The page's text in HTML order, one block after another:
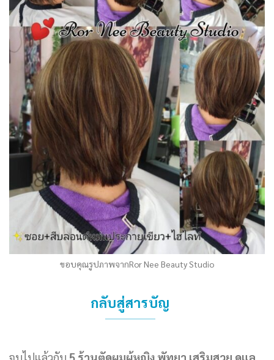
ขอบคุณรูปภาพจากRor Nee Beauty Studio
กลับสู่สารบัญ
จบไปแล้วกับ 5 ร้านตัดผมผู้หญิง พัทยา เสริมสวย ดูแล